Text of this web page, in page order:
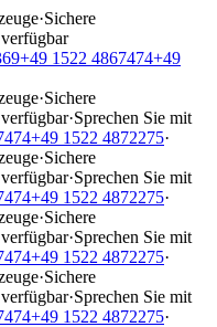
·Sichere
+49 1522 4867474+49
·Sichere
·Sprechen Sie mit
+49 1522 4872275·
·Sichere
·Sprechen Sie mit
+49 1522 4872275·
·Sichere
·Sprechen Sie mit
+49 1522 4872275·
·Sichere
·Sprechen Sie mit
+49 1522 4872275·